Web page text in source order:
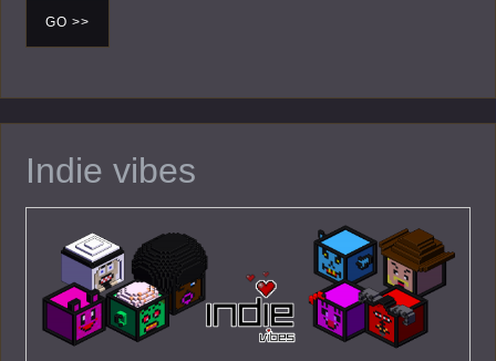
GO >>
Indie vibes